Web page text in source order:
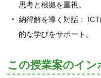
思考と根拠を重視。
納得解を導く対話：
的な学びをサポート。
この授業案のイン